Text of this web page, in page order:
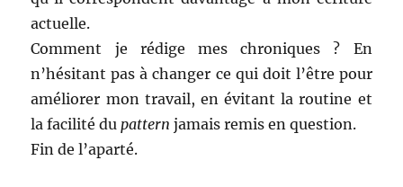
actuelle.
Comment je rédige mes chroniques ? En
n’hésitant pas à changer ce qui doit l’être pour
améliorer mon travail, en évitant la routine et
la facilité du pattern jamais remis en question.
Fin de l’aparté.